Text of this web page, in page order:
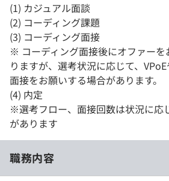
(1) カジュアル面談
(2) コーディング課題
(3) コーディング面接
※ コーディング面接後にオファーを
りますが、選考状況に応じて、
面接をお願いする場合があります。
(4) 内定
※選考フロー、面接回数は状況に応
があります
職務内容